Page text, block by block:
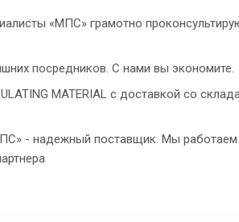
«МПС» грамотно
посредников. С нами вы экономите.
MATERIAL с доставкой со
- надежный поставщик. Мы